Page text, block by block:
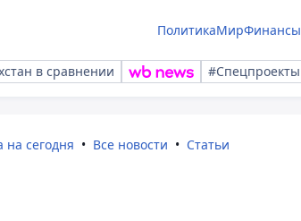
ПолитикаМирФинансы
в сравнении #Спецпроекты
на сегодня Все новости Статьи